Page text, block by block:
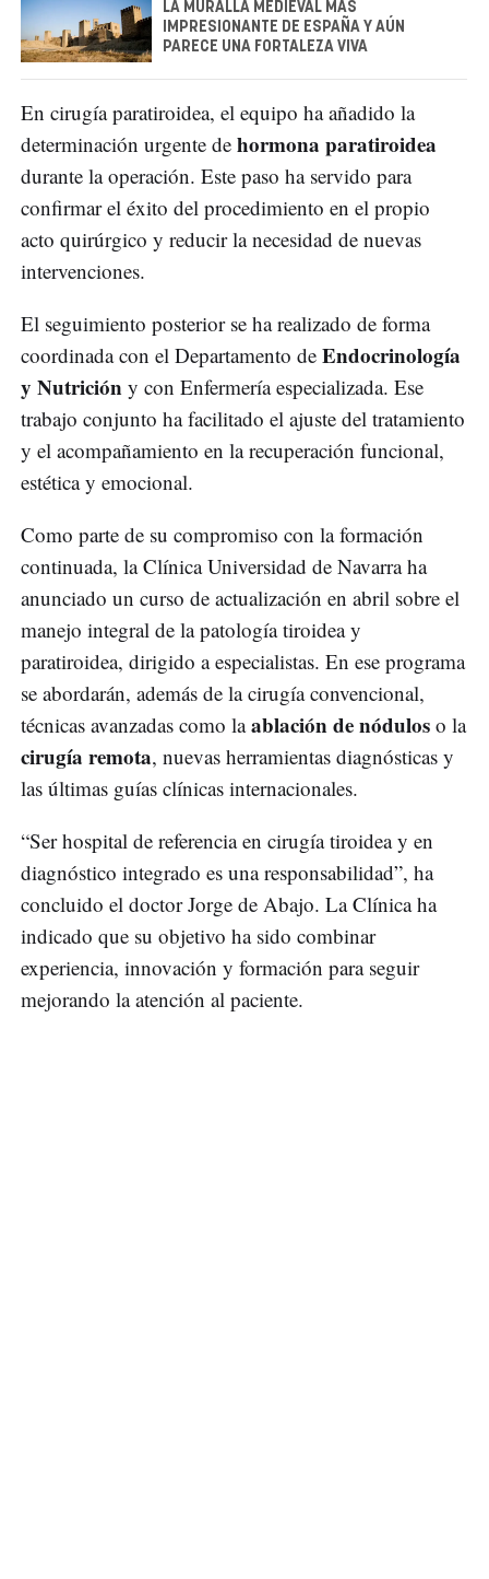
LA MURALLA MEDIEVAL MÁS
IMPRESIONANTE DE ESPAÑA Y AÚN
PARECE UNA FORTALEZA VIVA
En cirugía paratiroidea, el equipo ha añadido la
determinación urgente de hormona paratiroidea
durante la operación. Este paso ha servido para
confirmar el éxito del procedimiento en el propio
acto quirúrgico y reducir la necesidad de nuevas
intervenciones.
El seguimiento posterior se ha realizado de forma
coordinada con el Departamento de Endocrinología
y Nutrición y con Enfermería especializada. Ese
trabajo conjunto ha facilitado el ajuste del tratamiento
y el acompañamiento en la recuperación funcional,
estética y emocional.
Como parte de su compromiso con la formación
continuada, la Clínica Universidad de Navarra ha
anunciado un curso de actualización en abril sobre el
manejo integral de la patología tiroidea y
paratiroidea, dirigido a especialistas. En ese programa
se abordarán, además de la cirugía convencional,
técnicas avanzadas como laablación de nódulos o la
cirugía remota, nuevas herramientas diagnósticas y
las últimas guías clínicas internacionales.
“Ser hospital de referencia en cirugía tiroidea y en
diagnóstico integrado es una responsabilidad”, ha
concluido el doctor Jorge de Abajo. La Clínica ha
indicado que su objetivo ha sido combinar
experiencia, innovación y formación para seguir
mejorando la atención al paciente.